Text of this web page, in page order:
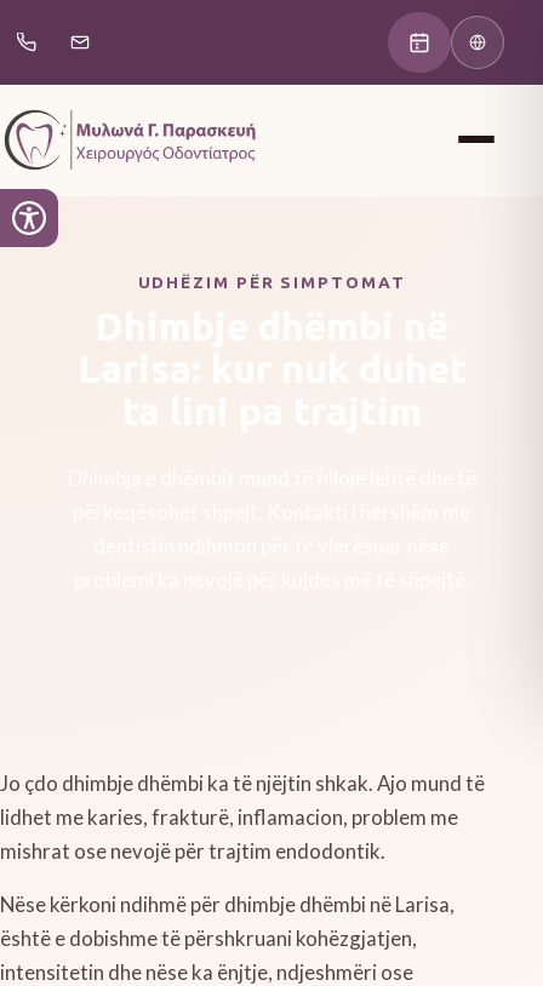
UDHËZIM PËR SIMPTOMAT
Jo çdo dhimbje dhëmbi ka të njëjtin shkak. Ajo mund të
lidhet me karies, frakturë, inflamacion, problem me
mishrat ose nevojë për trajtim endodontik.
Nëse kërkoni ndihmë për dhimbje dhëmbi në Larisa,
është e dobishme të përshkruani kohëzgjatjen,
intensitetin dhe nëse ka ënjtje, ndjeshmëri ose